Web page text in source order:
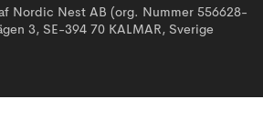
Nordic Nest AB (org. Nummer 556628-
3, SE-394 70 KALMAR, Sverige